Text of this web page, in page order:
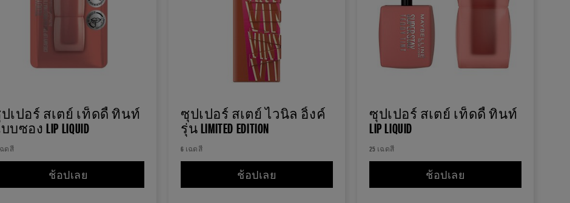
LIQUID
เปอร์ สเตย์ เท็ดดี้ ทินท์
บซอง​ LIP LIQUID
ฉดสี
ช้อปเลย ซุปเปอร์ สเตย์ เท็ดดี้ ทินท์ แบบซอง​ LIP LIQUID
ซุปเปอร์ สเตย์ ไวนิล อิ้งค์
รุ่น LIMITED EDITION
6 เฉดสี
ช้อปเลย ซุปเปอร์ สเตย์ ไวนิล อิ้งค์ รุ่น LIMITED EDITION
ซุปเปอร์ สเตย์ เท็ดดี้ ทินท์
LIP LIQUID
25 เฉดสี
ช้อปเลย